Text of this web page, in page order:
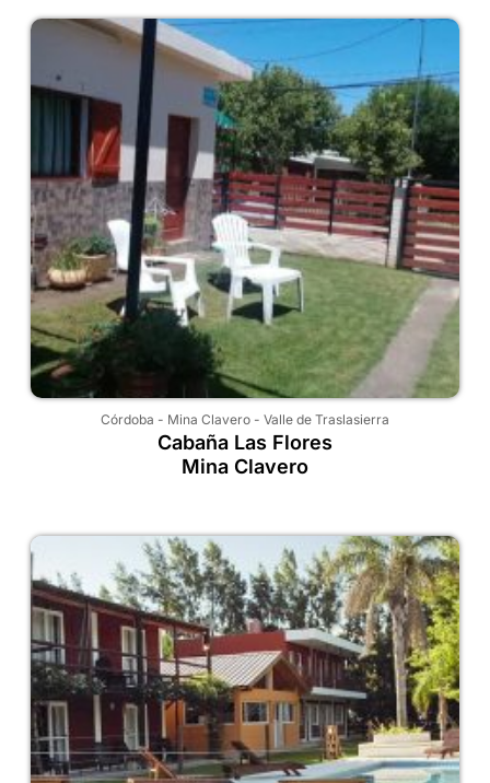
Córdoba - Mina Clavero - Valle de Traslasierra
Cabaña Las Flores
Mina Clavero